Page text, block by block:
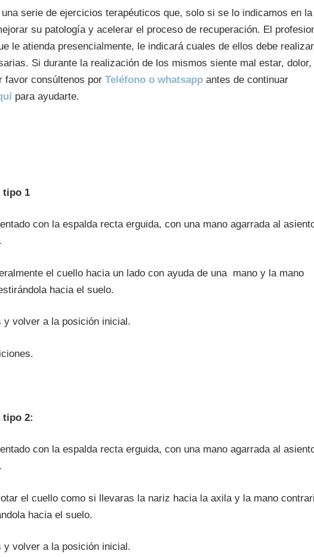
serie de ejercicios terapéuticos que, solo si se lo indicamos en la
su patología y acelerar el proceso de recuperación. El
le atienda presencialmente, le indicará cuales de ellos debe
Si durante la realización de los mismos siente mal estar, dolor,
favor consúltenos por Teléfono o whatsapp antes de continuar
para ayudarte.
tipo 1
con la espalda recta erguida, con una mano agarrada al
el cuello hacia un lado con ayuda de una mano y la mano
hacia el suelo.
y volver a la posición inicial.
tipo 2:
con la espalda recta erguida, con una mano agarrada al
el cuello como si llevaras la nariz hacia la axila y la mano
hacia el suelo.
y volver a la posición inicial.